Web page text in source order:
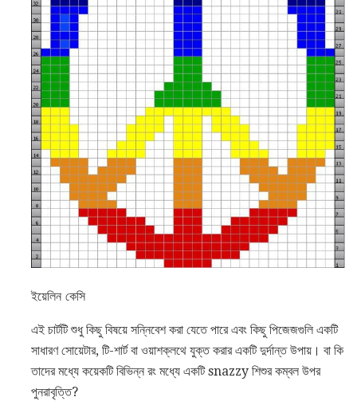
ইয়েলিন কেসি
এই চার্টটি শুধু কিছু বিষয়ে সন্নিবেশ করা যেতে পারে এবং কিছু পিজেজগুলি একটি
সাধারণ সোয়েটার, টি-শার্ট বা ওয়াশক্লথে যুক্ত করার একটি দুর্দান্ত উপায়। বা কি
তাদের মধ্যে কয়েকটি বিভিন্ন রং মধ্যে একটি snazzy শিশুর কম্বল উপর
পুনরাবৃত্তি?